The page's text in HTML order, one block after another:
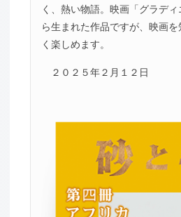
く、熱い物語。映画「グラデ
ら生まれた作品ですが、映画
く楽しめます。
２０２５年２月１２日